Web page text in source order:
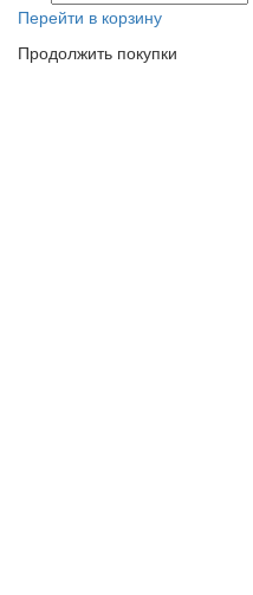
Перейти в корзину
Продолжить покупки